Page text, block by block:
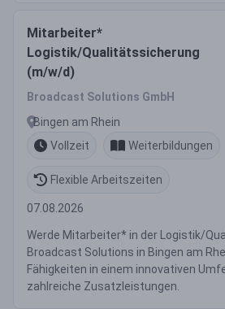
Mitarbeiter*
Logistik/Qualitätssicherung
(m/w/d)
Broadcast Solutions GmbH
Bingen am Rhein
Vollzeit
Weiterbildungen
Flexible Arbeitszeiten
07.08.2026
Werde Mitarbeiter* in der Logistik/
Broadcast Solutions in Bingen am
Fähigkeiten in einem innovativen
zahlreiche Zusatzleistungen.